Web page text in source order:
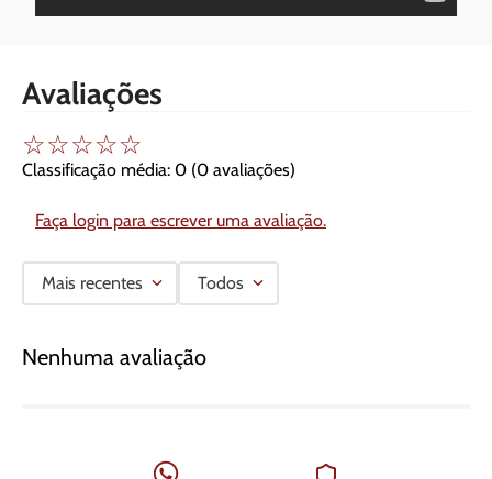
Avaliações
☆☆☆☆☆
Classificação média: 0 (0 avaliações)
Faça login para escrever uma avaliação.
Mais recentes Todos
Nenhuma avaliação